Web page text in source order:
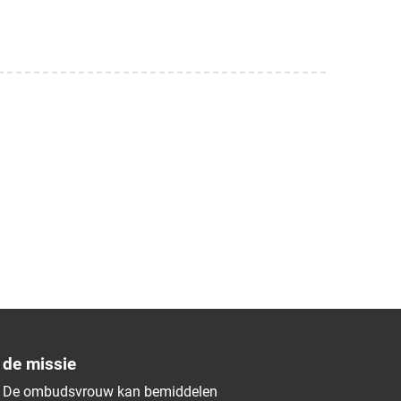
de missie
De ombudsvrouw kan bemiddelen